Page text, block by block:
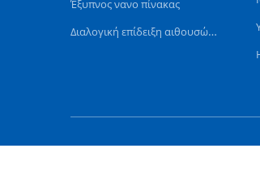
Έξυπνος νανο πίνακας
Διαλογική επίδειξη αιθουσών συνεδριάσεων